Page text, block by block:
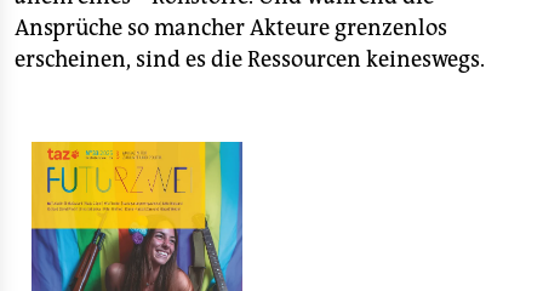
Ansprüche so mancher Akteure grenzenlos
erscheinen, sind es die Ressourcen keineswegs.